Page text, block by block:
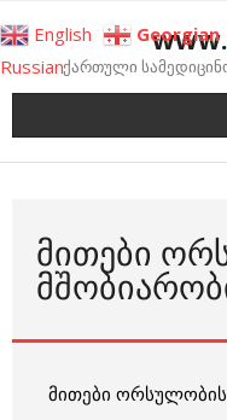
to
contentქართული
ᲛᲘᲗᲔᲑᲘ
მითები
English Georgian
Russian